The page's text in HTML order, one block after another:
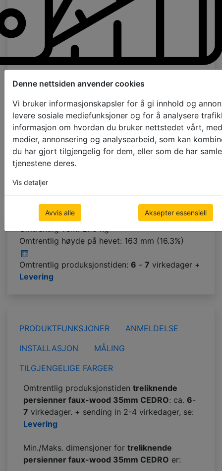
Denne nettsiden anvender cookies
Vi bruker informasjonskapsler for å gi innhold og
levere sosiale mediefunksjoner og for å analysere
informasjon om hvordan du bruker nettstedet vårt,
medier, annonsering og analysearbeid, som kan
du har gjort tilgjengelig for dem, eller som de har
tjenestene deres.
Vis detaljer
Avvis alle Aksepter essensiell
Farge bånd
bruk snørestige 25mm
10mm
Omtrentlig vekt: 2.15 kg
Omtrentlig høyde på hevet: 163 mm (16.3%)
Omtrentlig produksjonstiden: 6 - 7 virkedager +
Levering
PRODUKTFUNKSJONER
ANMELDELSE
INSTALLASJON
MÅLING
TILGJENGELIGE FARGER
Omtrentlig produksjonstiden treliknende
persienner faux-wood 35mm CEDRO: ca. 6-
7 virkedager. + sending in 2-4 virkedager, se:
Levering
Min./Maks. dimensjoner for treliknende
persienner faux-wood 35mm CEDRO er: